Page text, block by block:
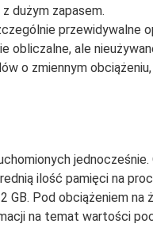
dużym zapasem.
przewidywalne
obliczalne, ale
o zmiennym
ilość pamięci na
GB. Pod obciążeniem
na temat wartości